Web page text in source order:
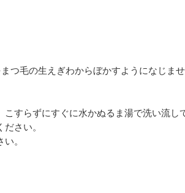
つ毛の生えぎわからぼかすようになじませ
すらずにすぐに水かぬるま湯で洗い流し
さい。
。